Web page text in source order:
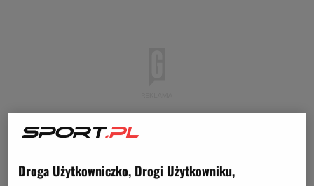
Droga Użytkowniczko, Drogi Użytkowniku,